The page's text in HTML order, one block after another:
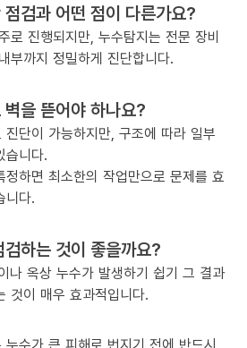
검과 어떤 점이 다른가요?
로 진행되지만, 누수탐지는 전문 장비
부까지 정밀하게 진단합니다.
을 뜯어야 하나요?
단이 가능하지만, 구조에 따라 일부
습니다.
하면 최소한의 작업만으로 문제를 효
니다.
하는 것이 좋을까요?
나 옥상 누수가 발생하기 쉽기 그 결과
것이 매우 효과적입니다.